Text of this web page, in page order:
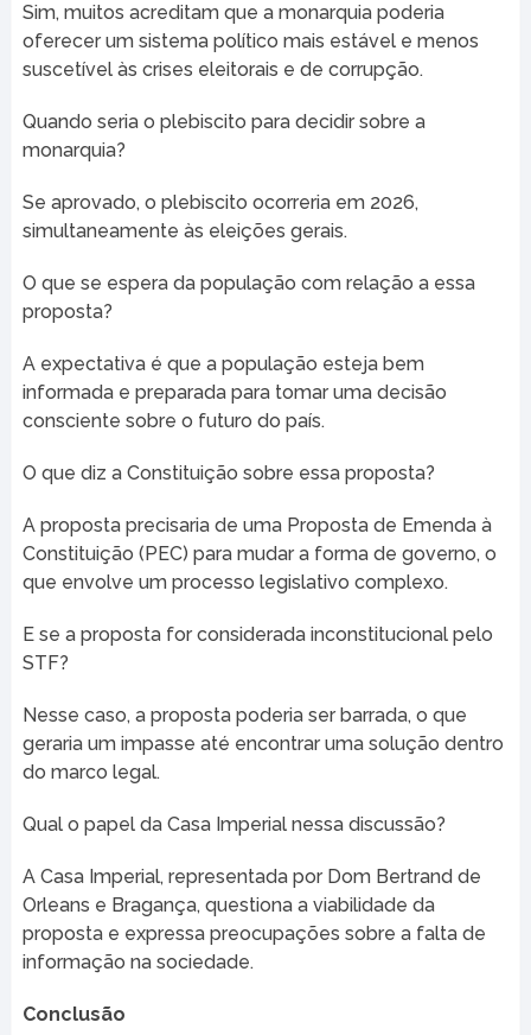
Sim, muitos acreditam que a monarquia poderia
oferecer um sistema político mais estável e menos
suscetível às crises eleitorais e de corrupção.
Quando seria o plebiscito para decidir sobre a
monarquia?
Se aprovado, o plebiscito ocorreria em 2026,
simultaneamente às eleições gerais.
O que se espera da população com relação a essa
proposta?
A expectativa é que a população esteja bem
informada e preparada para tomar uma decisão
consciente sobre o futuro do país.
O que diz a Constituição sobre essa proposta?
A proposta precisaria de uma Proposta de Emenda à
Constituição (PEC) para mudar a forma de governo, o
que envolve um processo legislativo complexo.
E se a proposta for considerada inconstitucional pelo
STF?
Nesse caso, a proposta poderia ser barrada, o que
geraria um impasse até encontrar uma solução dentro
do marco legal.
Qual o papel da Casa Imperial nessa discussão?
A Casa Imperial, representada por Dom Bertrand de
Orleans e Bragança, questiona a viabilidade da
proposta e expressa preocupações sobre a falta de
informação na sociedade.
Conclusão